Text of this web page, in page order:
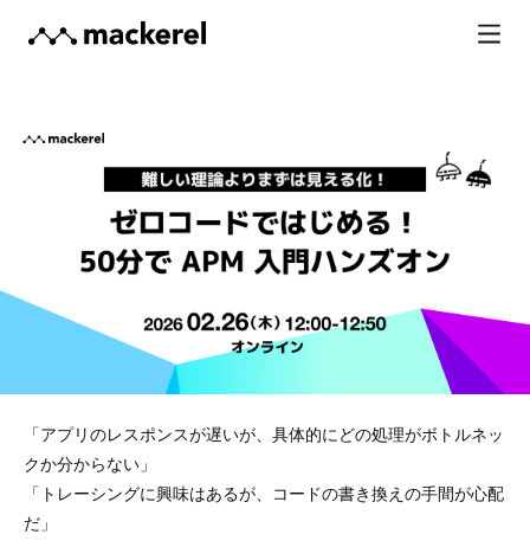
「アプリのレスポンスが遅いが、具体的にどの処理がボトルネッ
クか分からない」
「トレーシングに興味はあるが、コードの書き換えの手間が心配
だ」